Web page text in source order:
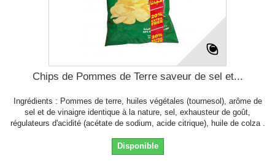
Chips de Pommes de Terre saveur de sel et...
Ingrédients : Pommes de terre, huiles végétales (tournesol), arôme de
sel et de vinaigre identique à la nature, sel, exhausteur de goût,
régulateurs d'acidité (acétate de sodium, acide citrique), huile de colza .
Disponible